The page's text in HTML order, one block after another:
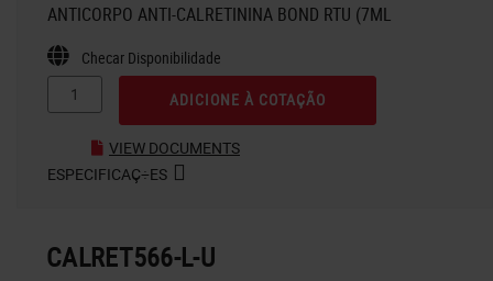
ANTICORPO ANTI-CALRETININA BOND RTU (7ML
Checar Disponibilidade
ADICIONE À COTAÇÃO
VIEW DOCUMENTS
ESPECIFICAÇ÷ES
CALRET566-L-U